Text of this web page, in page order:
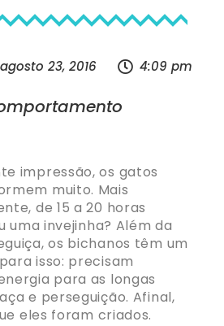
agosto 23, 2016 4:09 pm
impressão, os gatos
muito. Mais
de 15 a 20 horas
uma invejinha? Além da
os bichanos têm um
isso: precisam
para as longas
e perseguição. Afinal,
eles foram criados.